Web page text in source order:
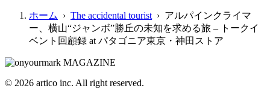
ホーム › The accidental tourist › アルパインクライマ
ー、横山“ジャンボ”勝丘の未知を求める旅 – トークイ
ベント回顧録 at パタゴニア東京・神田ストア
© 2026 artico inc. All right reserved.